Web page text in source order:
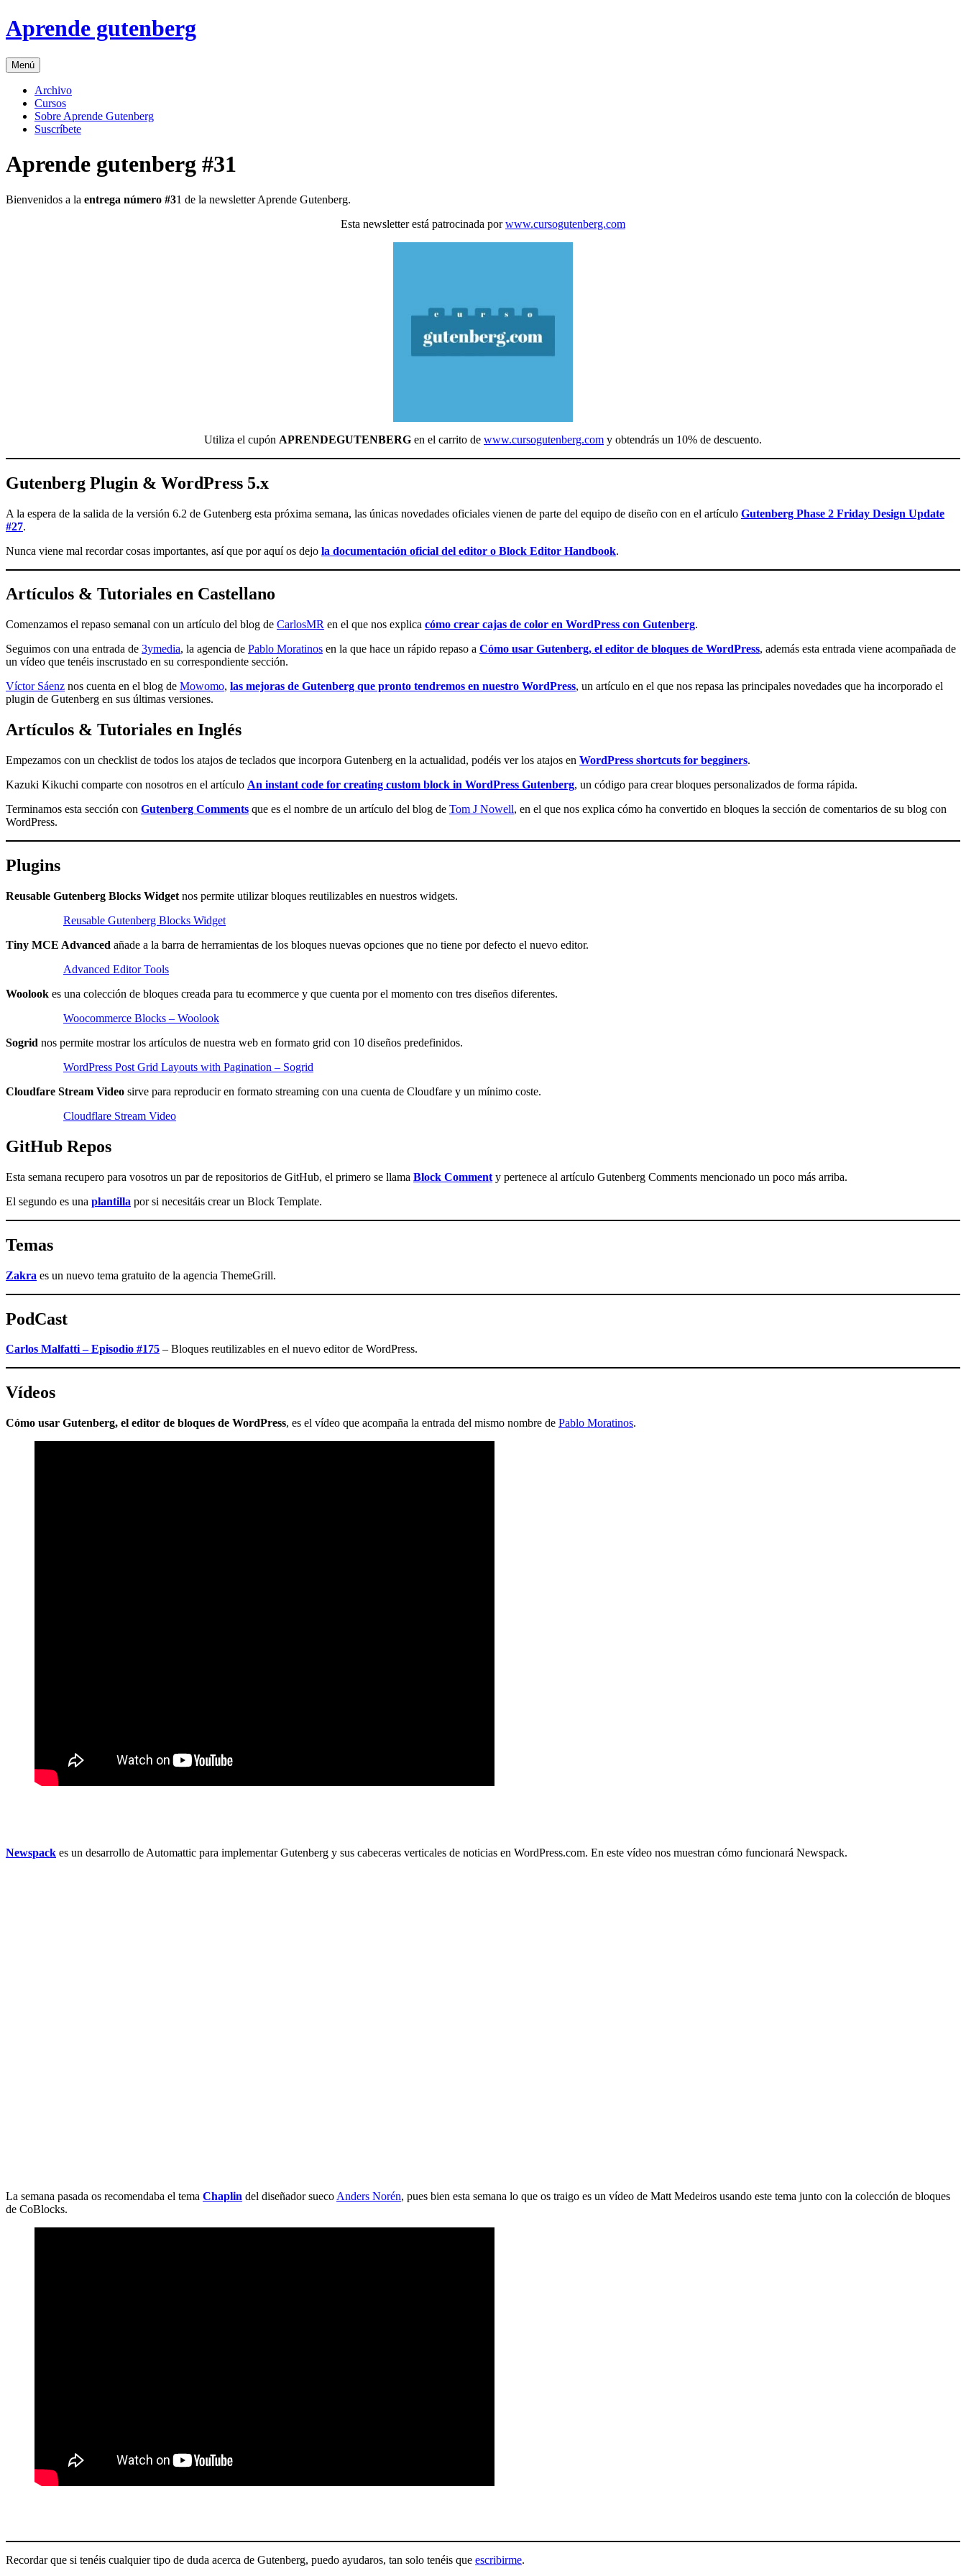
Skip
to
Aprende gutenberg
Menú
Archivo
Cursos
Sobre Aprende Gutenberg
Suscríbete
Aprende gutenberg #31
Bienvenidos a la entrega número #31 de la newsletter Aprende Gutenberg.
Esta newsletter está patrocinada porwww.cursogutenberg.com
Utiliza el cupón APRENDEGUTENBERG en el carrito de www.cursogutenberg.com y obtendrás un 10% de descuento.
Gutenberg Plugin & WordPress 5.x
A la espera de la salida de la versión 6.2 de Gutenberg esta próxima semana, las únicas novedades oficiales vienen de parte del equipo de diseño con en el artículo Gutenberg Phase 2 Friday Design Update
#27.
Nunca viene mal recordar cosas importantes, así que por aquí os dejo la documentación oficial del editor o Block Editor Handbook.
Artículos & Tutoriales en Castellano
Comenzamos el repaso semanal con un artículo del blog de CarlosMR en el que nos explica cómo crear cajas de color en WordPress con Gutenberg.
Seguimos con una entrada de 3ymedia, la agencia de Pablo Moratinos en la que hace un rápido repaso a Cómo usar Gutenberg, el editor de bloques de WordPress, además esta entrada viene acompañada de
un vídeo que tenéis inscrustado en su correspondiente sección.
Víctor Sáenz nos cuenta en el blog de Mowomo, las mejoras de Gutenberg que pronto tendremos en nuestro WordPress, un artículo en el que nos repasa las principales novedades que ha incorporado el
plugin de Gutenberg en sus últimas versiones.
Artículos & Tutoriales en Inglés
Empezamos con un checklist de todos los atajos de teclados que incorpora Gutenberg en la actualidad, podéis ver los atajos en WordPress shortcuts for begginers.
Kazuki Kikuchi comparte con nosotros en el artículo An instant code for creating custom block in WordPress Gutenberg, un código para crear bloques personalizados de forma rápida.
Terminamos esta sección con Gutenberg Comments que es el nombre de un artículo del blog de Tom J Nowell, en el que nos explica cómo ha convertido en bloques la sección de comentarios de su blog con
WordPress.
Plugins
Reusable Gutenberg Blocks Widget nos permite utilizar bloques reutilizables en nuestros widgets.
Reusable Gutenberg Blocks Widget
Tiny MCE Advanced añade a la barra de herramientas de los bloques nuevas opciones que no tiene por defecto el nuevo editor.
Advanced Editor Tools
Woolook es una colección de bloques creada para tu ecommerce y que cuenta por el momento con tres diseños diferentes.
Woocommerce Blocks – Woolook
Sogrid nos permite mostrar los artículos de nuestra web en formato grid con 10 diseños predefinidos.
WordPress Post Grid Layouts with Pagination – Sogrid
Cloudfare Stream Video sirve para reproducir en formato streaming con una cuenta de Cloudfare y un mínimo coste.
Cloudflare Stream Video
GitHub Repos
Esta semana recupero para vosotros un par de repositorios de GitHub, el primero se llama Block Comment y pertenece al artículo Gutenberg Comments mencionado un poco más arriba.
El segundo es una plantilla por si necesitáis crear un Block Template.
Temas
Zakra es un nuevo tema gratuito de la agencia ThemeGrill.
PodCast
Carlos Malfatti – Episodio #175 – Bloques reutilizables en el nuevo editor de WordPress.
Vídeos
Cómo usar Gutenberg, el editor de bloques de WordPress, es el vídeo que acompaña la entrada del mismo nombre de Pablo Moratinos.
Newspack es un desarrollo de Automattic para implementar Gutenberg y sus cabeceras verticales de noticias en WordPress.com. En este vídeo nos muestran cómo funcionará Newspack.
La semana pasada os recomendaba el tema Chaplin del diseñador sueco Anders Norén, pues bien esta semana lo que os traigo es un vídeo de Matt Medeiros usando este tema junto con la colección de bloques
de CoBlocks.
Recordar que si tenéis cualquier tipo de duda acerca de Gutenberg, puedo ayudaros, tan solo tenéis que escribirme.